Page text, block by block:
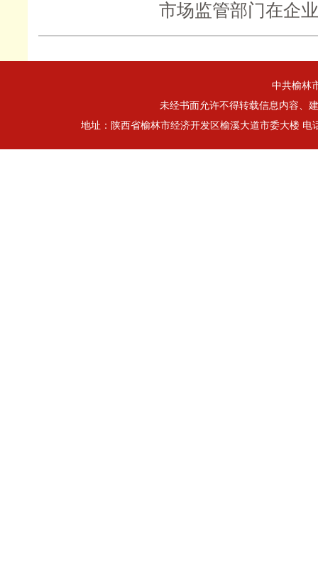
市场监管部门在企
中共榆林
未经书面允许不得转载信息内容、
地址：陕西省榆林市经济开发区榆溪大道市委大楼